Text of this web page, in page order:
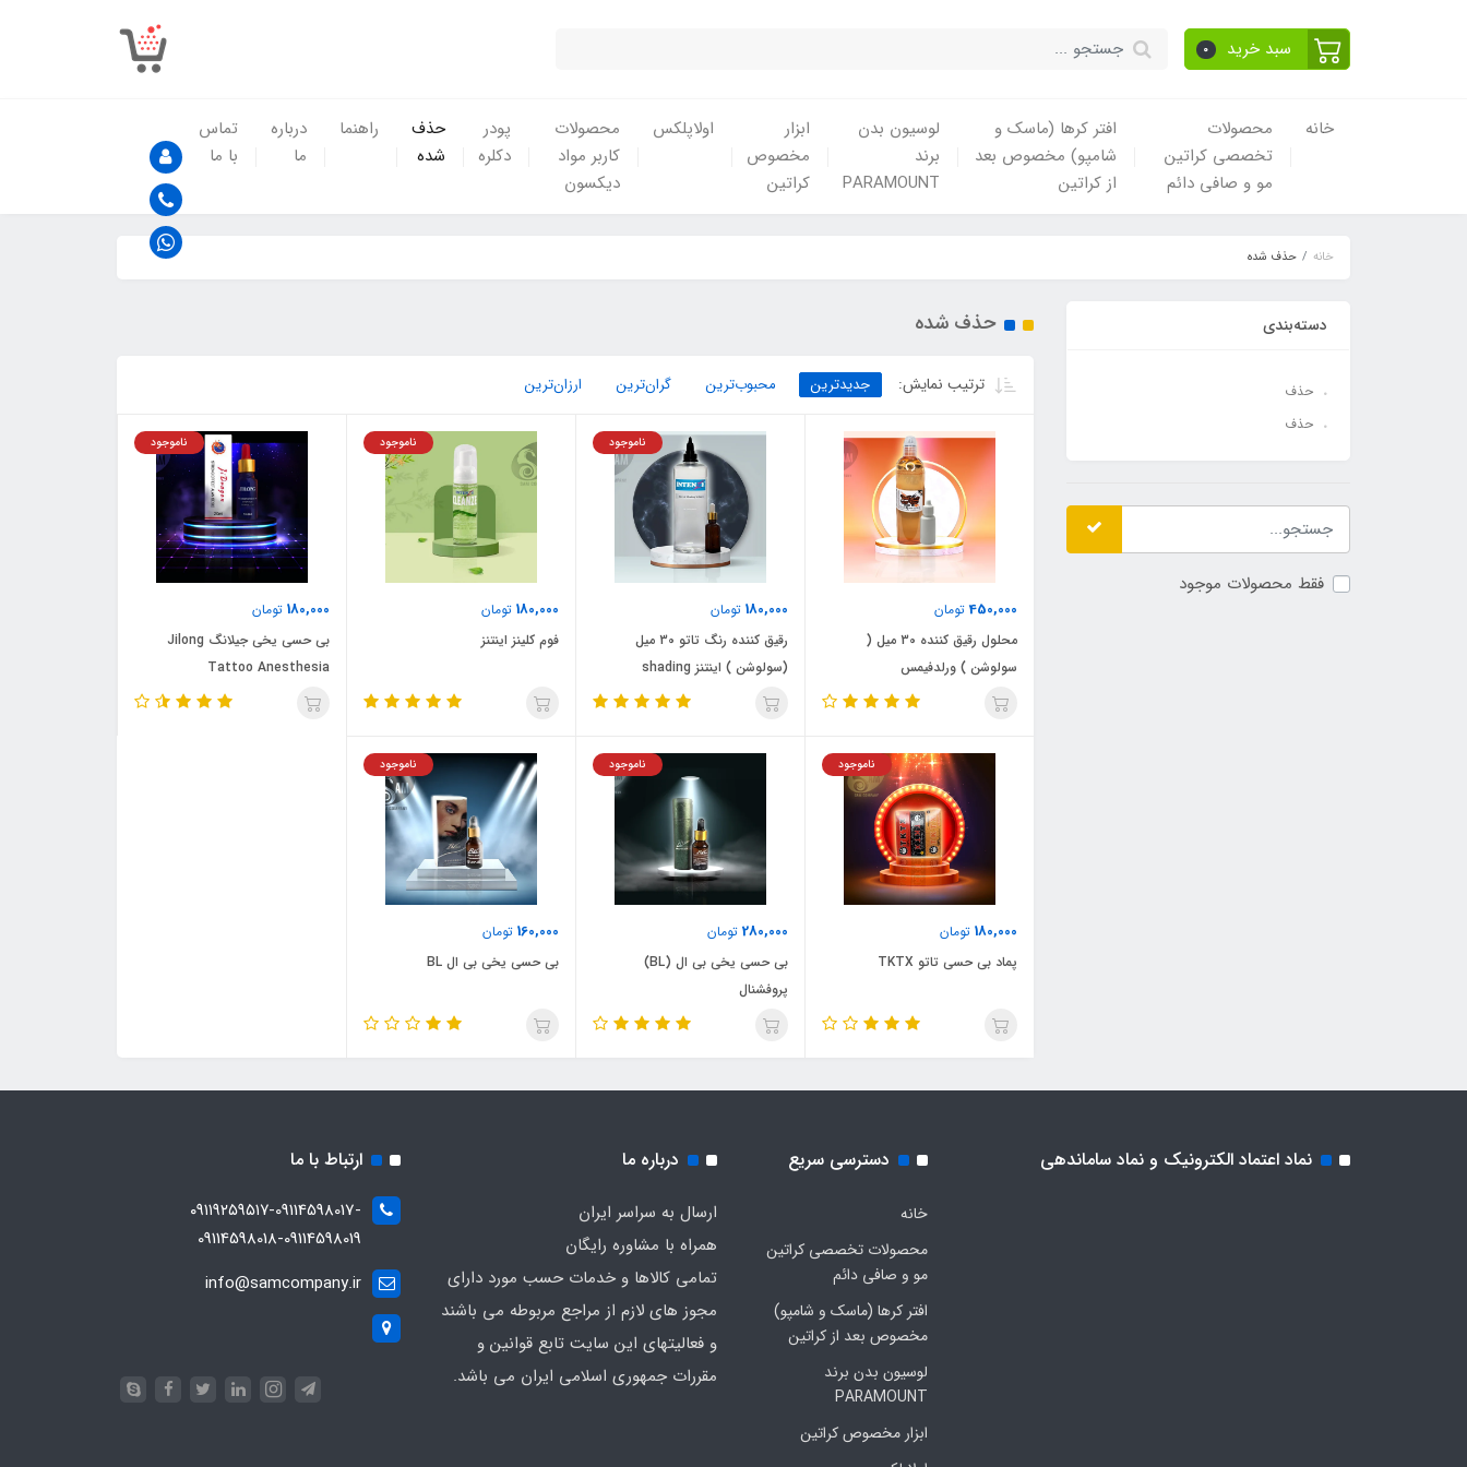
سبد خرید 0
خانه
محصولات
تخصصی کراتین
مو و صافی دائم
افتر کرها (ماسک و
شامپو) مخصوص بعد
از کراتین
لوسیون بدن
برند
PARAMOUNT
ابزار
مخصوص
کراتین
اولاپلکس
محصولات
کاربر مواد
دیکسون
پودر
دکلره
حذف
شده
راهنما
درباره
ما
تماس
با ما
خانه حذف شده
دسته‌بندی
حذف
حذف
فقط محصولات موجود
حذف شده
ترتیب نمایش: جدیدترین محبوب‌ترین گران‌ترین ارزان‌ترین
450,000تومان
محلول رقیق کننده 30 میل (
سولوشن ) ورلدفیمس
180,000 تومان
ناموجود
رقیق کننده رنگ تاتو 30 میل
(سولوشن ) اینتنز shading
solution
180,000 تومان
ناموجود
فوم کلینز اینتنز
180,000 تومان
ناموجود
بی حسی یخی جیلانگ Jilong
Tattoo Anesthesia
180,000 تومان
ناموجود
پماد بی حسی تاتو TKTX
280,000 تومان
ناموجود
بی حسی یخی بی ال (BL)
پروفشنال
160,000 تومان
ناموجود
بی حسی یخی بی ال BL
نماد اعتماد الکترونیک و نماد ساماندهی دسترسی سریع
خانه
محصولات تخصصی کراتین
مو و صافی دائم
افتر کرها (ماسک و شامپو)
مخصوص بعد از کراتین
لوسیون بدن برند
PARAMOUNT
ابزار مخصوص کراتین
درباره ما
ارسال به سراسر ایران
همراه با مشاوره رایگان
تمامی کالاها و خدمات حسب مورد دارای
مجوز های لازم از مراجع مربوطه می باشند
و فعالیتهای این سایت تابع قوانین و
مقررات جمهوری اسلامی ایران می باشد.
ارتباط با ما
۰۹۱۱۹۲۵۹۵۱۷-09114598017-
09114598018-09114598019
info@samcompany.ir